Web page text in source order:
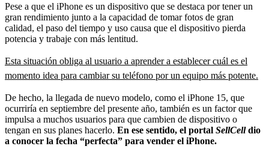
Pese a que el iPhone es un dispositivo que se destaca por tener un
gran rendimiento junto a la capacidad de tomar fotos de gran
calidad, el paso del tiempo y uso causa que el dispositivo pierda
potencia y trabaje con más lentitud.
Esta situación obliga al usuario a aprender a establecer cuál es el
momento idea para cambiar su teléfono por un equipo más potente.
De hecho, la llegada de nuevo modelo, como el iPhone 15, que
ocurriría en septiembre del presente año, también es un factor que
impulsa a muchos usuarios para que cambien de dispositivo o
tengan en sus planes hacerlo. En ese sentido, el portal SellCelldio
a conocer la fecha “perfecta” para vender el iPhone.